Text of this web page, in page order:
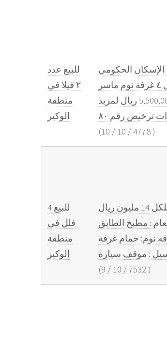
للبيع عدد
٢ فيلا في
منطقة
الوكير
متر البناء جديد مؤجرين علي الإسكان الحكومي
بدخل شهري ٢٤ الف ريال تفاصيل كل فيلا : الطابق الارضي مجلس وصاله غرفه نوم ماستر الطابق الاول ٤ غرفة نوم ماسر
وصاله البنت هاوس غرفه ماستر مع غرفه غسيل ملحق خارجي غرفه مع حمام مطبخ خارجي سعر البيع : 5,500,000 ريال لمزيد
(10 / 10 /4778 )
للبيع 4
فلل في
منطقة
الوكير
للبيع 4 فلل في منطقة الوكير مساحه الارض لكل فيلا 600 متر مساحة البناء لكل فيلا 800 متر سعر البيع للكل 14 مليون ريال
: مطبخ الطابق
نوم: حمام غرفه
: موقف سياره
(9 / 10 /7532 )